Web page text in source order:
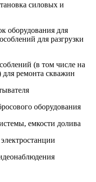
силовых и
оборудования для
для разгрузки
(в том числе на
для ремонта скважин
оборудования
емкости долива